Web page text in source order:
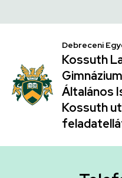
|
Kossuth
Lajos
Gyakorló
Gimnáziuma
Általános
a
Debreceni
Kossuth
Általános
Kossuth